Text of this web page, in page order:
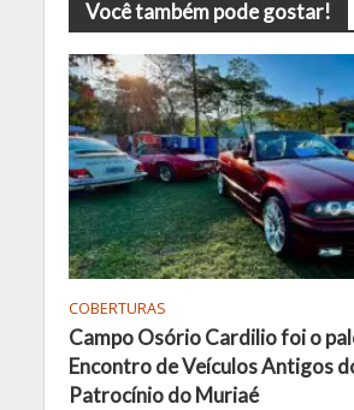
Você também pode gostar!
COBERTURAS
Campo Osório Cardilio foi o
Encontro de Veículos Antigos
Patrocínio do Muriaé